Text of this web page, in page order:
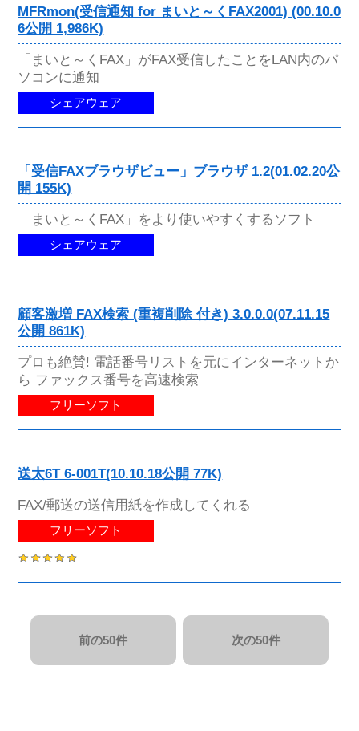
MFRmon(受信通知 for まいと～くFAX2001) (00.10.0
6公開 1,986K)
「まいと～くFAX」がFAX受信したことをLAN内のパ
ソコンに通知
シェアウェア
「受信FAXブラウザビュー」ブラウザ 1.2(01.02.20公
開 155K)
「まいと～くFAX」をより使いやすくするソフト
シェアウェア
顧客激増 FAX検索 (重複削除 付き) 3.0.0.0(07.11.15
公開 861K)
プロも絶賛! 電話番号リストを元にインターネットか
ら ファックス番号を高速検索
フリーソフト
送太6T 6-001T(10.10.18公開 77K)
FAX/郵送の送信用紙を作成してくれる
フリーソフト
前の50件 次の50件